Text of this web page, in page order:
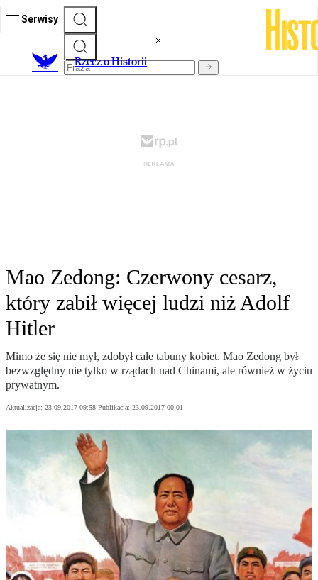
Serwisy
Rzecz o Historii
Mao Zedong: Czerwony cesarz,
który zabił więcej ludzi niż Adolf
Hitler
Mimo że się nie mył, zdobył całe tabuny kobiet. Mao Zedong był
bezwzględny nie tylko w rządach nad Chinami, ale również w życiu
prywatnym.
Aktualizacja: 23.09.2017 09:58 Publikacja: 23.09.2017 00:01